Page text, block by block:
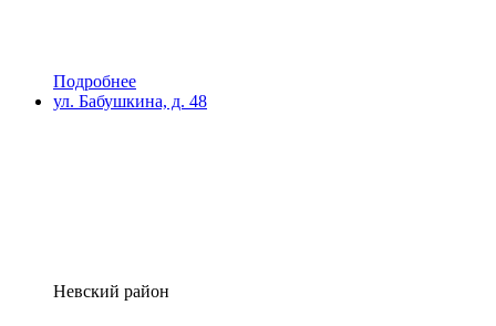
Подробнее
ул. Бабушкина, д. 48
Невский район